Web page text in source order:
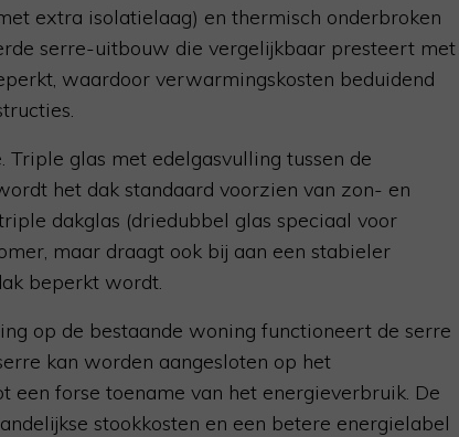
extra isolatielaag) en thermisch onderbroken
serre-uitbouw die vergelijkbaar presteert met
waardoor verwarmingskosten beduidend
glas met edelgasvulling tussen de
het dak standaard voorzien van zon- en
dakglas (driedubbel glas speciaal voor
maar draagt ook bij aan een stabieler
beperkt wordt.
op de bestaande woning functioneert de serre
kan worden aangesloten op het
forse toename van het energieverbruik. De
stookkosten en een betere energielabel